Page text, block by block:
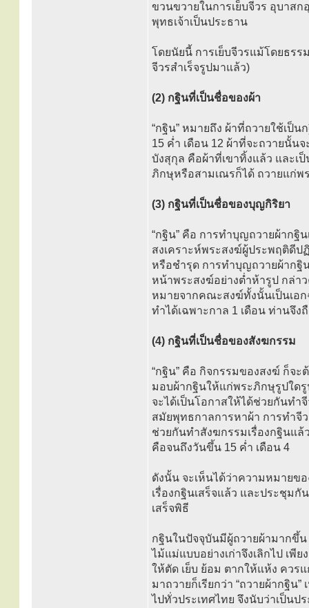
ขวนขวายในการเย็บจีวร อุบาส
พุทธเจ้าเป็นประธาน
โดยนัยนี้ การเย็บจีวรแม้โดยธร
จีวรสำเร็จรูปมาแล้ว)
(2) กฐินที่เป็นชื่อของผ้า
“กฐิน” หมายถึง ผ้าที่ถวายใช้เป็
15 ค่ำ เดือน 12 ผ้าที่จะถวายนั้น
บังสุกุล คือผ้าที่เขาทิ้งแล้ว และเ
ภิกษุหรือสามเณรก็ได้ ถวายแก่พ
(3) กฐินที่เป็นชื่อของบุญกิริยา
“กฐิน” คือ การทำบุญถวายผ้ากฐิ
สงเคราะห์พระสงฆ์ผู้ประพฤติดี
หรือชำรุด การทำบุญถวายผ้ากฐิ
หน้าพระสงฆ์อย่างต่ำห้ารูป กล่า
หมายจากคณะสงฆ์ทั้งนั้นเป็นเอ
ทำได้เฉพาะกาล 1 เดือน ท่านจึง
(4) กฐินที่เป็นชื่อของสังฆกรรม
“กฐิน” คือ กิจกรรมของสงฆ์ ก็จ
มอบผ้ากฐินให้แก่พระภิกษุรูปใด
จะได้เป็นโอกาสให้ได้ช่วยกันทำ
สมัยพุทธกาลการหาผ้า การทำจี
ช่วยกันทำสังฆกรรมเรื่องกฐินแล้
คือจนถึงวันขึ้น 15 ค่ำ เดือน 4
ดังนั้น จะเห็นได้ว่าความหมายข
เรื่องกฐินเสร็จแล้ว และประชุม
เสร็จพิธี
กฐินในปัจจุบันมีผู้ถวายผ้ามากขึ้
ไม้แม่แบบอย่างเก่าจึงเลิกไป เพี
ให้ตัด เย็บ ย้อม ตากให้แห้ง ควร
มาถวายก็เรียกว่า “ถวายผ้ากฐิ
ไปทั่วประเทศไทย จึงนับว่าเป็น